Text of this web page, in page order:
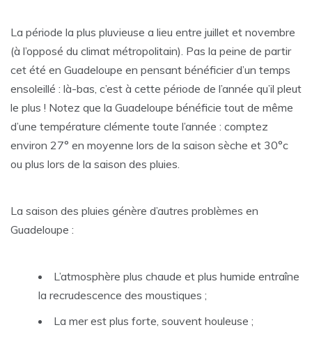
La période la plus pluvieuse a lieu entre juillet et novembre
(à l’opposé du climat métropolitain). Pas la peine de partir
cet été en Guadeloupe en pensant bénéficier d’un temps
ensoleillé : là-bas, c’est à cette période de l’année qu’il pleut
le plus ! Notez que la Guadeloupe bénéficie tout de même
d’une température clémente toute l’année : comptez
environ 27° en moyenne lors de la saison sèche et 30°c
ou plus lors de la saison des pluies.
La saison des pluies génère d’autres problèmes en
Guadeloupe :
L’atmosphère plus chaude et plus humide entraîne
la recrudescence des moustiques ;
La mer est plus forte, souvent houleuse ;